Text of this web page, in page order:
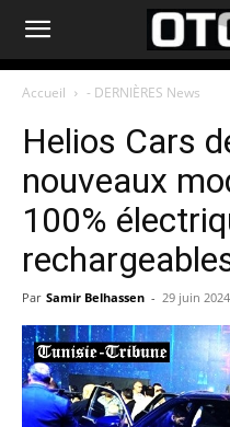
Accueil - DERNIÈRES News
Helios Cars
nouveaux
100%
Par Samir Belhassen - 29 juin 2024